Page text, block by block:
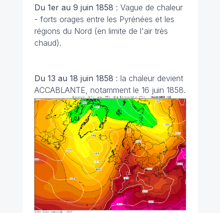
Du 1er au 9 juin 1858 : Vague de chaleur
- forts orages entre les Pyrénées et les
régions du Nord (en limite de l'air très
chaud).
Du 13 au 18 juin 1858 : la chaleur devient
ACCABLANTE, notamment le 16 juin 1858.